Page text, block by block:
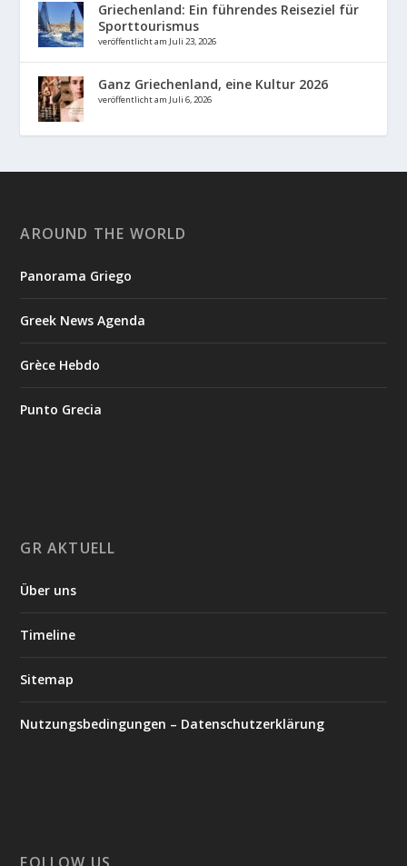
Griechenland: Ein führendes Reiseziel für
Sporttourismus
veröffentlicht am Juli 23, 2026
Ganz Griechenland, eine Kultur 2026
veröffentlicht am Juli 6, 2026
AROUND THE WORLD
Panorama Griego
Greek News Agenda
Grèce Hebdo
Punto Grecia
GR AKTUELL
Über uns
Timeline
Sitemap
Nutzungsbedingungen – Datenschutzerklärung